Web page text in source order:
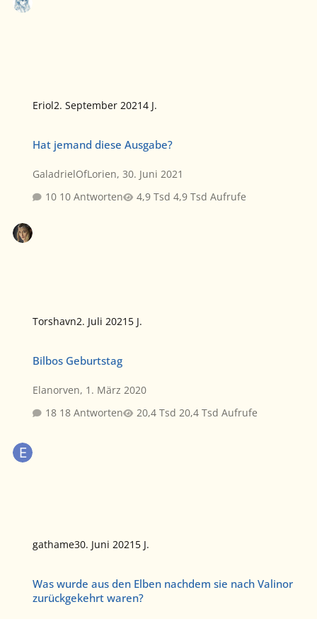
Eriol2. September 20214 J.
Hat jemand diese Ausgabe?
GaladrielOfLorien,30. Juni 2021
10 Antworten
4,9 Tsd Aufrufe
Torshavn2. Juli 2021 5 J.
Bilbos Geburtstag
Elanorven, 1. März 2020
18 Antworten
20,4 Tsd Aufrufe
gathame30. Juni 2021 5 J.
Was wurde aus den Elben nachdem sie nach Valinor
zurückgekehrt waren?